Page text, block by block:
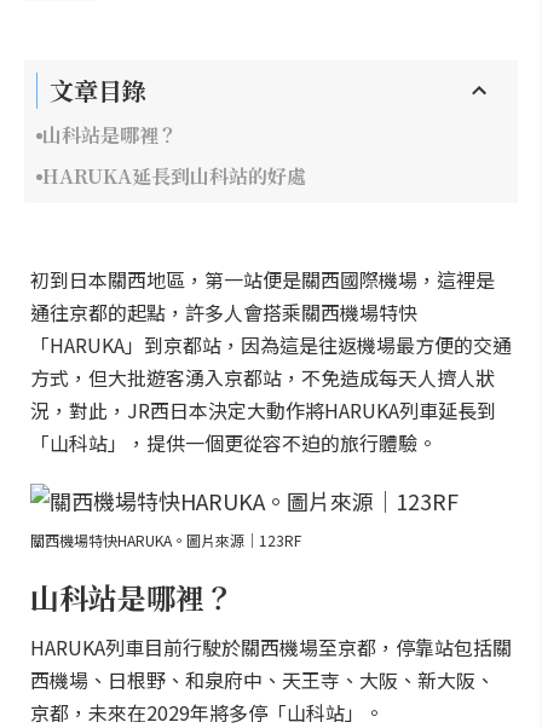
文章目錄
山科站是哪裡？
HARUKA延長到山科站的好處
初到日本關西地區，第一站便是關西國際機場，這裡是
通往京都的起點，許多人會搭乘關西機場特快
「HARUKA」到京都站，因為這是往返機場最方便的交通
方式，但大批遊客湧入京都站，不免造成每天人擠人狀
況，對此，JR西日本決定大動作將HARUKA列車延長到
「山科站」，提供一個更從容不迫的旅行體驗。
關西機場特快HARUKA。圖片來源｜123RF
山科站是哪裡？
HARUKA列車目前行駛於關西機場至京都，停靠站包括關
西機場、日根野、和泉府中、天王寺、大阪、新大阪、
京都，未來在2029年將多停「山科站」。